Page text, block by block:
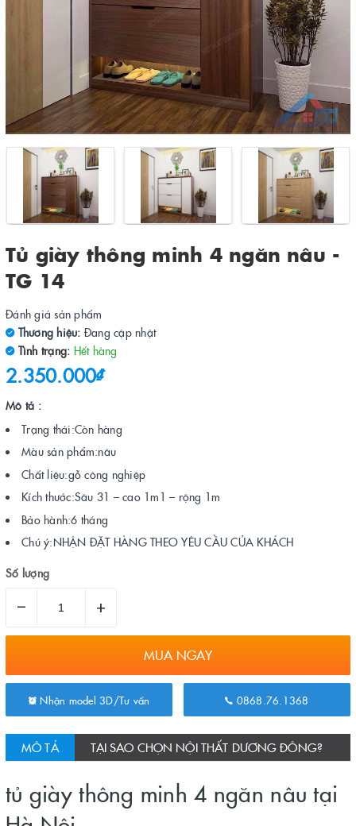
Tủ giày thông minh 4 ngăn nâu -
TG 14
Đánh giá sản phẩm
Thương hiệu: Đang cập nhật
Tình trạng: Hết hàng
2.350.000₫
Mô tả :
Trạng thái:Còn hàng
Màu sản phẩm:nâu
Chất liệu:gỗ công nghiệp
Kích thước:Sâu 31 – cao 1m1 – rộng 1m
Bảo hành:6 tháng
Chú ý:NHẬN ĐẶT HÀNG THEO YÊU CẦU CỦA KHÁCH
Số lượng
– +
MUA NGAY
Nhận model 3D/Tư vấn 0868.76.1368
MÔ TẢ TẠI SAO CHỌN NỘI THẤT DƯƠNG ĐÔNG?
tủ giày thông minh 4 ngăn nâu tại